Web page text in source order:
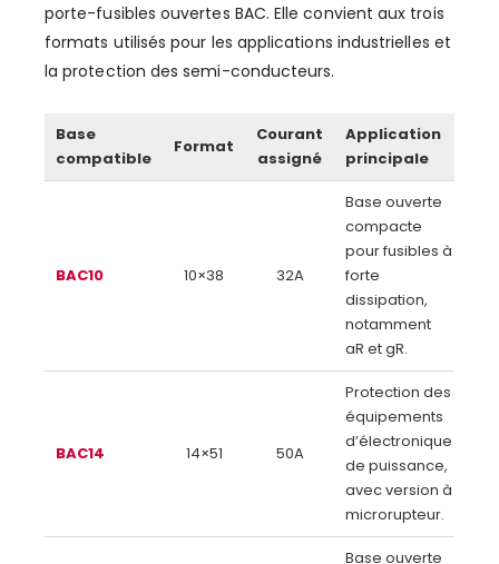
porte-fusibles ouvertes BAC. Elle convient aux trois
formats utilisés pour les applications industrielles et
la protection des semi-conducteurs.
Base
compatible
Format
Courant
assigné
Application
principale
BAC10 10×38 32A
Base ouverte
compacte
pour fusibles à
forte
dissipation,
notamment
aR et gR.
BAC14 14×51 50A
Protection des
équipements
d’électronique
de puissance,
avec version à
microrupteur.
Base ouverte